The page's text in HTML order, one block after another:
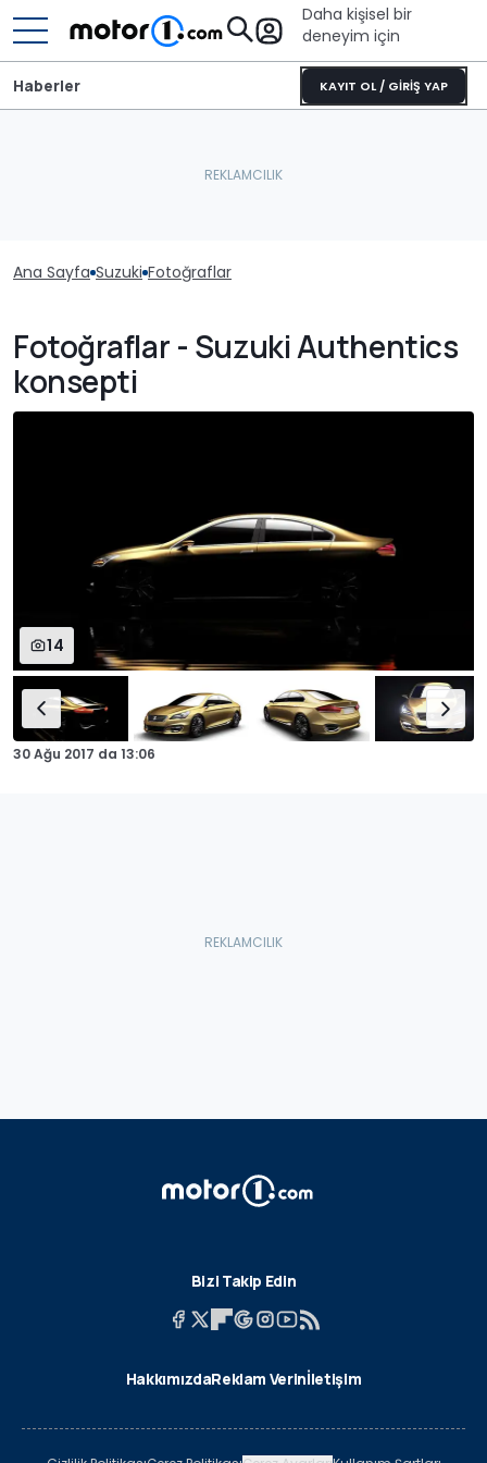
Daha kişisel bir
deneyim için
KAYIT OL / GİRİŞ YAP
Haberler
Ana Sayfa Suzuki Fotoğraflar
Fotoğraflar - Suzuki Authentics
konsepti
14
30 Ağu 2017 da 13:06
Bizi Takip Edin
HakkımızdaReklam Verinİletişim